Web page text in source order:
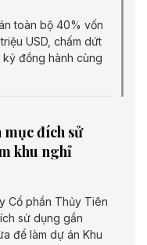
toàn bộ 40% vốn
USD, chấm dứt
đồng hành cùng
mục đích sử
khu nghỉ
Cổ phần Thủy Tiên
sử dụng gần
để làm dự án Khu